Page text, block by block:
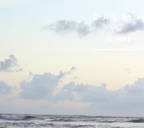
C A L M M